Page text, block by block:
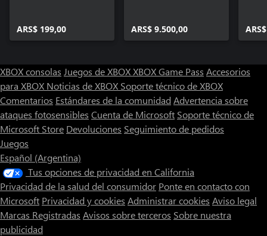
ARS$ 199,00 ARS$ 9.500,00
XBOX consolas Juegos de XBOXXBOX Game Pass Accesorios
para XBOX Noticias de XBOX Soporte técnico de XBOX
Comentarios Estándares de la comunidad Advertencia sobre
ataques fotosensibles Cuenta de Microsoft Soporte técnico de
Microsoft Store Devoluciones Seguimiento de pedidos
Juegos
Español (Argentina)
Tus opciones de privacidad en California
Privacidad de la salud del consumidor Ponte en contacto con
Microsoft Privacidad y cookies Administrar cookies Aviso legal
Marcas Registradas Avisos sobre terceros Sobre nuestra
publicidad